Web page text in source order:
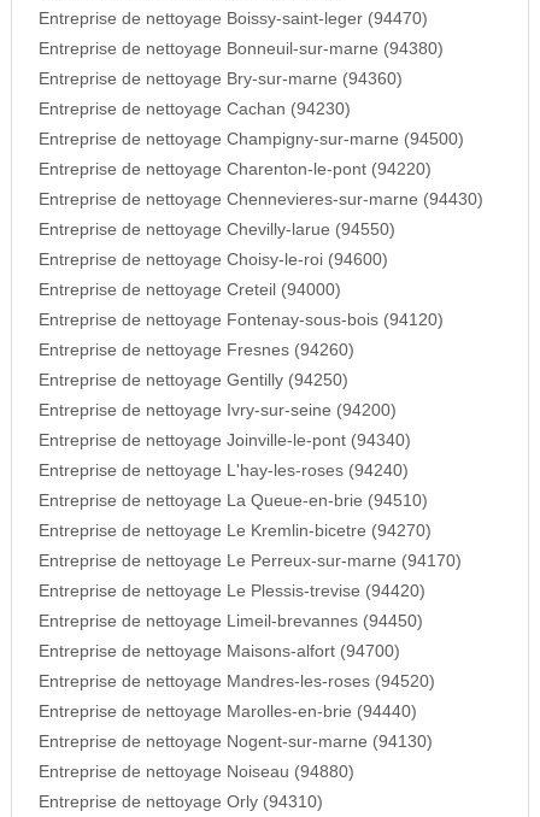
Entreprise de nettoyage Boissy-saint-leger (94470)
Entreprise de nettoyage Bonneuil-sur-marne (94380)
Entreprise de nettoyage Bry-sur-marne (94360)
Entreprise de nettoyage Cachan (94230)
Entreprise de nettoyage Champigny-sur-marne (94500)
Entreprise de nettoyage Charenton-le-pont (94220)
Entreprise de nettoyage Chennevieres-sur-marne (94430)
Entreprise de nettoyage Chevilly-larue (94550)
Entreprise de nettoyage Choisy-le-roi (94600)
Entreprise de nettoyage Creteil (94000)
Entreprise de nettoyage Fontenay-sous-bois (94120)
Entreprise de nettoyage Fresnes (94260)
Entreprise de nettoyage Gentilly (94250)
Entreprise de nettoyage Ivry-sur-seine (94200)
Entreprise de nettoyage Joinville-le-pont (94340)
Entreprise de nettoyage L'hay-les-roses (94240)
Entreprise de nettoyage La Queue-en-brie (94510)
Entreprise de nettoyage Le Kremlin-bicetre (94270)
Entreprise de nettoyage Le Perreux-sur-marne (94170)
Entreprise de nettoyage Le Plessis-trevise (94420)
Entreprise de nettoyage Limeil-brevannes (94450)
Entreprise de nettoyage Maisons-alfort (94700)
Entreprise de nettoyage Mandres-les-roses (94520)
Entreprise de nettoyage Marolles-en-brie (94440)
Entreprise de nettoyage Nogent-sur-marne (94130)
Entreprise de nettoyage Noiseau (94880)
Entreprise de nettoyage Orly (94310)